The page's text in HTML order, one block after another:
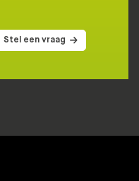
Stel een vraag